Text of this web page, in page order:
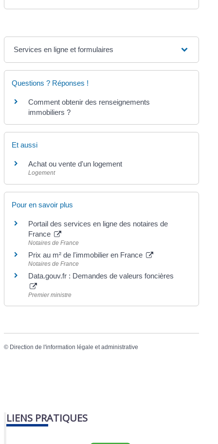
Services en ligne et formulaires
Questions ? Réponses !
Comment obtenir des renseignements
immobiliers ?
Et aussi
Achat ou vente d'un logement
Logement
Pour en savoir plus
Portail des services en ligne des notaires de
France
Notaires de France
Prix au m² de l'immobilier en France
Notaires de France
Data.gouv.fr : Demandes de valeurs foncières
Premier ministre
© Direction de l'information légale et administrative
LIENS PRATIQUES